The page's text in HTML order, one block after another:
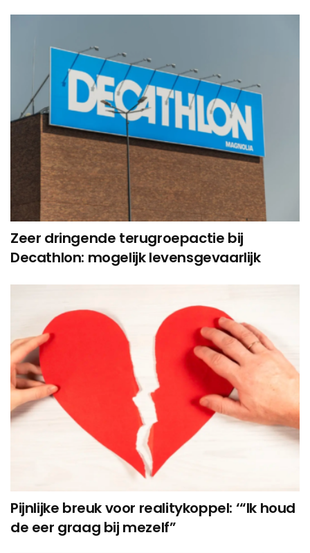
Zeer dringende terugroepactie bij
Decathlon: mogelijk levensgevaarlijk
Pijnlijke breuk voor realitykoppel: ‘“Ik houd
de eer graag bij mezelf”